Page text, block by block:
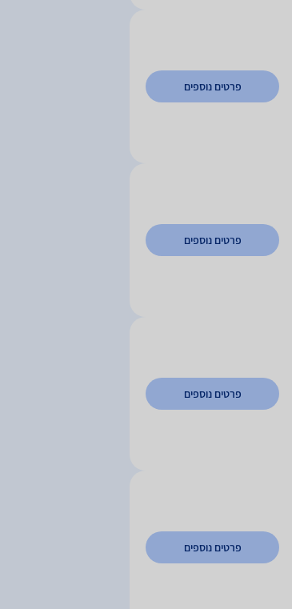
פרטים נוספים
פרטים נוספים
פרטים נוספים
פרטים נוספים